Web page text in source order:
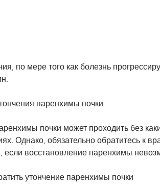
паренхимы почки
почки может проходить без
Однако, обязательно обратитесь к
если восстановление паренхимы
утончение паренхимы почки